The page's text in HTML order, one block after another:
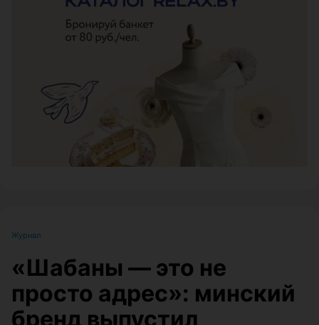
Журнал
«Шабаны — это не
просто адрес»: минский
бренд выпустил